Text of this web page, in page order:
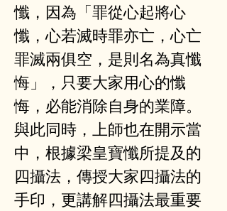
懺，因為「罪從心起將心
懺，心若滅時罪亦亡，心亡
罪滅兩俱空，是則名為真懺
悔」，只要大家用心的懺
悔，必能消除自身的業障。
與此同時，上師也在開示當
中，根據梁皇寶懺所提及的
四攝法，傳授大家四攝法的
手印，更講解四攝法最重要